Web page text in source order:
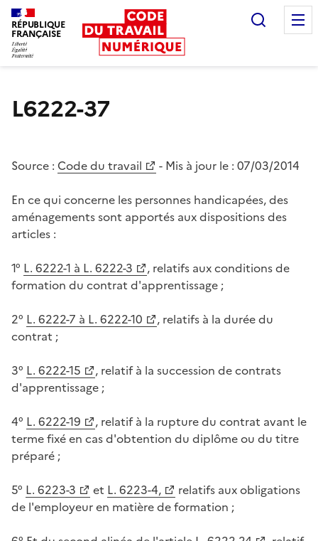
RÉPUBLIQUE
FRANÇAISE
L6222-37
Source : Code du travail - Mis à jour le : 07/03/2014
En ce qui concerne les personnes handicapées, des
aménagements sont apportés aux dispositions des
articles :
1° L. 6222-1 à L. 6222-3
, relatifs aux conditions de
formation du contrat d'apprentissage ;
2° L. 6222-7 à L. 6222-10
, relatifs à la durée du
contrat ;
3° L. 6222-15
, relatif à la succession de contrats
d'apprentissage ;
4° L. 6222-19
, relatif à la rupture du contrat avant le
terme fixé en cas d'obtention du diplôme ou du titre
préparé ;
5° L. 6223-3 et L. 6223-4,
relatifs aux obligations
de l'employeur en matière de formation ;